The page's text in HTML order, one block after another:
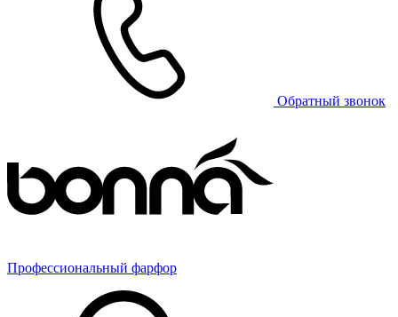
Обратный звонок
Профессиональный фарфор